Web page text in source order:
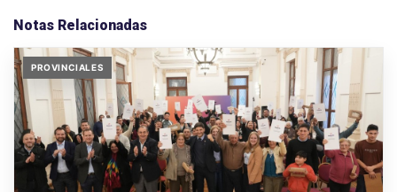
Notas Relacionadas
PROVINCIALES